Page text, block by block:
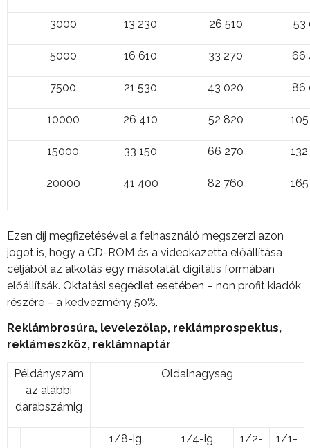
3000 13 230 26 510 53
5000 16 610 33 270 66
7500 21 530 43 020 86
10000 26 410 52 820
15000 33 150 66 270
20000 41 400 82 760
Ezen díj megfizetésével a felhasználó megszerzi azon
jogot is, hogy a CD-ROM és a videokazetta előállítása
céljából az alkotás egy másolatát digitális formában
előállítsák. Oktatási segédlet esetében – non profit kiadók
részére – a kedvezmény 50%.
Reklámbrosúra, levelezőlap, reklámprospektus,
reklámeszköz, reklámnaptár
Példányszám
az alábbi
darabszámig
Oldalnagyság
1/8-ig
1/4-ig
1/2-
1/1-